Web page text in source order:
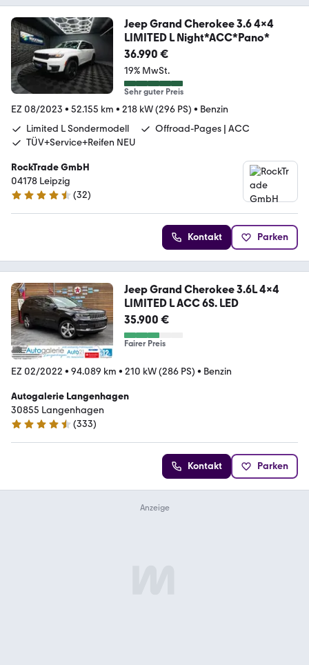
Jeep Grand Cherokee 3.6 4x4
LIMITED L Night*ACC*Pano*
36.990 €
19% MwSt.
Sehr guter Preis
EZ 08/2023 • 52.155 km • 218 kW (296 PS) • Benzin
Limited L Sondermodell
Offroad-Pages | ACC
TÜV+Service+Reifen NEU
RockTrade GmbH
04178 Leipzig
4.7 Sterne
(32)
Kontakt Parken
Jeep Grand Cherokee 3.6L 4x4
LIMITED L ACC 6S. LED
35.900 €
Fairer Preis
EZ 02/2022 • 94.089 km • 210 kW (286 PS) • Benzin
Autogalerie Langenhagen
30855 Langenhagen
4.6 Sterne
(333)
Kontakt Parken